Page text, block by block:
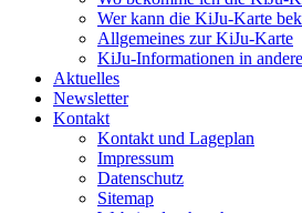
Wer kann die KiJu-Karte
Allgemeines zur KiJu-Karte
KiJu-Informationen in
Aktuelles
Newsletter
Kontakt
Kontakt und Lageplan
Impressum
Datenschutz
Sitemap